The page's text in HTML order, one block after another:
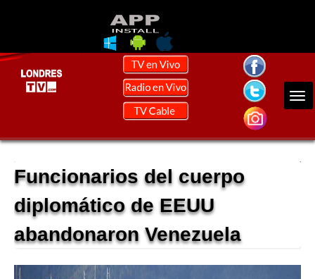
Funcionarios del cuerpo
diplomático de EEUU
abandonaron Venezuela